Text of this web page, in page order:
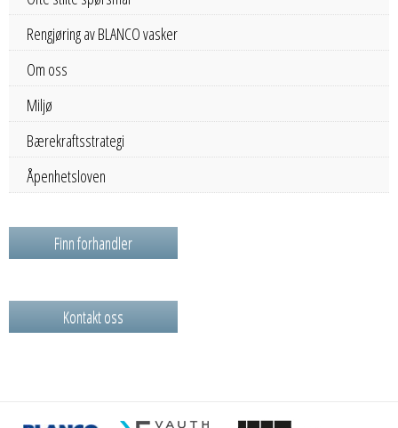
Rengjøring av BLANCO vasker
Om oss
Miljø
Bærekraftsstrategi
Åpenhetsloven
Finn forhandler
Kontakt oss